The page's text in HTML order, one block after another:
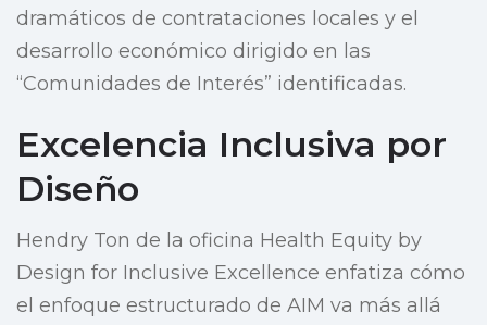
dramáticos de contrataciones locales y el
desarrollo económico dirigido en las
“Comunidades de Interés” identificadas.
Excelencia Inclusiva por
Diseño
Hendry Ton de la oficina Health Equity by
Design for Inclusive Excellence enfatiza cómo
el enfoque estructurado de AIM va más allá